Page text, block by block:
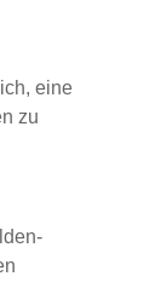
eine
zu